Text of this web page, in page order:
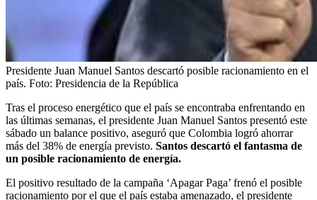
Presidente Juan Manuel Santos descartó posible racionamiento en el
país. Foto: Presidencia de la República
Tras el proceso energético que el país se encontraba enfrentando en
las últimas semanas, el presidente Juan Manuel Santos presentó este
sábado un balance positivo, aseguró que Colombia logró ahorrar
más del 38% de energía previsto. Santos descartó el fantasma de
un posible racionamiento de energía.
El positivo resultado de la campaña ‘Apagar Paga’ frenó el posible
racionamiento por el que el país estaba amenazado, el presidente